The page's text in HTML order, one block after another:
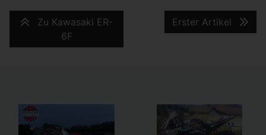
Zu Kawasaki ER-
6F
Erster Artikel